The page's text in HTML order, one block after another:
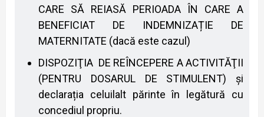
CARE SĂ REIASĂ PERIOADA ÎN CARE A
BENEFICIAT DE INDEMNIZAȚIE DE
MATERNITATE (dacă este cazul)
DISPOZIŢIA DE REÎNCEPERE A ACTIVITĂŢII
(PENTRU DOSARUL DE STIMULENT) și
declarația celuilalt părinte în legătură cu
concediul propriu.